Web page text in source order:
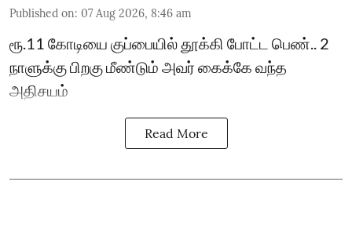
Published on: 07 Aug 2026, 8:46 am
ரூ.11 கோடியை குப்பையில் தூக்கி போட்ட பெண்.. 2
நாளுக்கு பிறகு மீண்டும் அவர் கைக்கே வந்த
அதிசயம்
Read More